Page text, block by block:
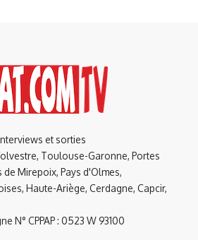
et sorties
Toulouse-Garonne, Portes
de Mirepoix, Pays d'Olmes,
Haute-Ariège, Cerdagne, Capcir,
N° CPPAP : 0523 W 93100